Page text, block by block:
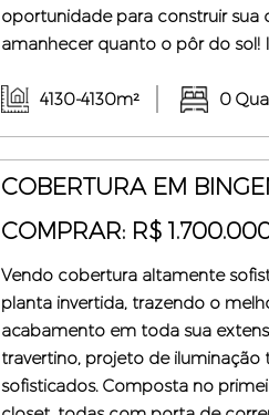
oportunidade para construir sua
amanhecer quanto o pôr do sol!
contato conosco e c ...
4130-4130m² 0
COBERTURA EM
COMPRAR: R$
Vendo cobertura altamente
planta invertida, trazendo o
acabamento em toda sua
travertino, projeto de
sofisticados. Composta no